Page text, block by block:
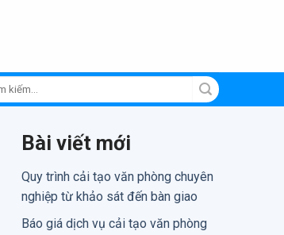
Bài viết mới
Quy trình cải tạo văn phòng chuyên
nghiệp từ khảo sát đến bàn giao
Báo giá dịch vụ cải tạo văn phòng